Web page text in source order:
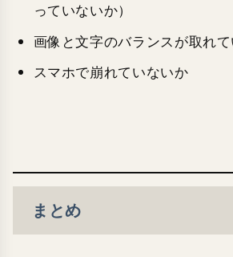
っていないか）
画像と文字のバランスが取れ
スマホで崩れていないか
まとめ